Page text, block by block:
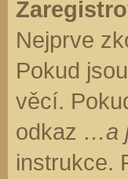
Nejprve
Pokud
věcí.
odkaz …a
instrukce.